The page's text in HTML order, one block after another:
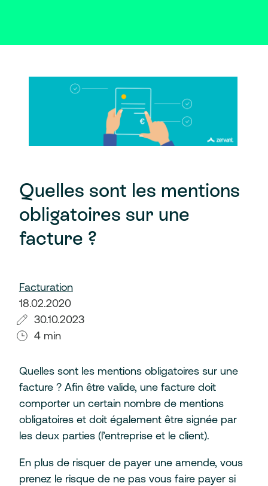
Quelles sont les mentions
obligatoires sur une
facture ?
Facturation
18.02.2020
30.10.2023
4 min
Quelles sont les mentions obligatoires sur une
facture ? Afin être valide, une facture doit
comporter un certain nombre de mentions
obligatoires et doit également être signée par
les deux parties (l’entreprise et le client).
En plus de risquer de payer une amende, vous
prenez le risque de ne pas vous faire payer si